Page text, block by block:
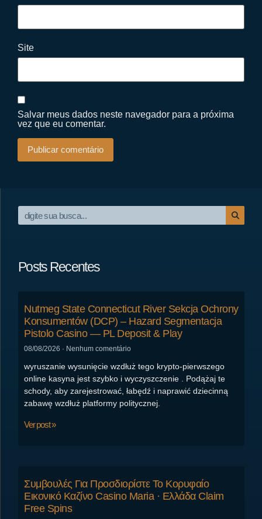
Site
Salvar meus dados neste navegador para a próxima
vez que eu comentar.
Posts Recentes
Nutmeg State Connecticut River Sekcja Ochrony
Konsumentów (DCP) – Hazard Segmentacja
Pistolo Casino — PL Deposit & Play
08/08/2026 Nenhum comentário
wyruszanie wysunięcie wzdłuż tego krypto-pierwszego
online kasyna jest szybko i wyczyszczenie . Podążaj te
schody, aby zarejestrować, łabędź i naprawić dziecinną
zabawę wzdłuż platformy politycznej.
Ver post »
Συμβουλές Για Προσδιορίστε Το Κορυφαίο
Εικονικό Καζίνο Casino Maria · Ελλάδα Claim
Free Spins